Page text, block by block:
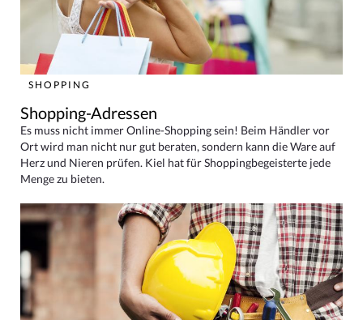
SHOPPING
Shopping-Adressen
Es muss nicht immer Online-Shopping sein! Beim Händler vor
Ort wird man nicht nur gut beraten, sondern kann die Ware auf
Herz und Nieren prüfen. Kiel hat für Shoppingbegeisterte jede
Menge zu bieten.